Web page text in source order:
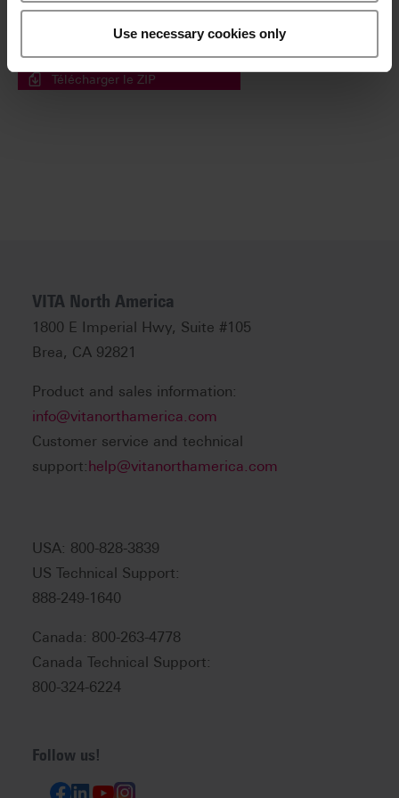
Use necessary cookies only
Téléchargez une archive ZIP contenant tous les
fichiers sélectionnés.
Sélectionner simplement les fichiers puis cliquer ici.
Télécharger le ZIP
VITA North America
1800 E Imperial Hwy, Suite #105
Brea, CA 92821
Product and sales information:
info@vitanorthamerica.com
Customer service and technical
support: help@vitanorthamerica.com
USA: 800-828-3839
US Technical Support:
888-249-1640
Canada: 800-263-4778
Canada Technical Support:
800-324-6224
Follow us!